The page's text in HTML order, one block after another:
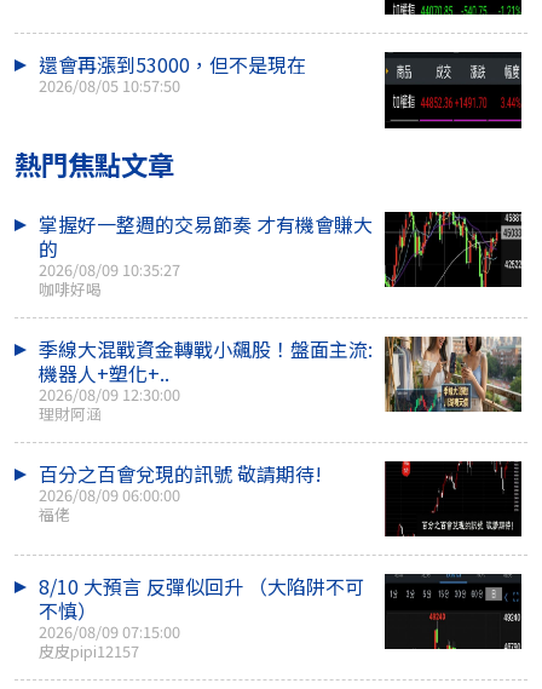
還會再漲到53000，但不是現在
2026/08/05 10:57:50
熱門焦點文章
掌握好一整週的交易節奏 才有機會賺大
的
2026/08/09 10:35:27
咖啡好喝
季線大混戰資金轉戰小飆股！盤面主流:
機器人+塑化+..
2026/08/09 12:30:00
理財阿涵
百分之百會兌現的訊號 敬請期待!
2026/08/09 06:00:00
福佬
8/10 大預言 反彈似回升 （大陷阱不可
不慎）
2026/08/09 07:15:00
皮皮pipi12157